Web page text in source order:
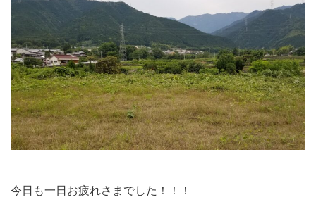
今日も一日お疲れさまでした！！！